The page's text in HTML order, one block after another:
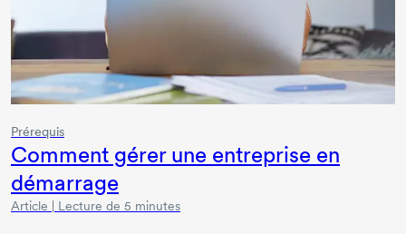
Prérequis
Comment gérer une entreprise en
démarrage
Article | Lecture de 5 minutes